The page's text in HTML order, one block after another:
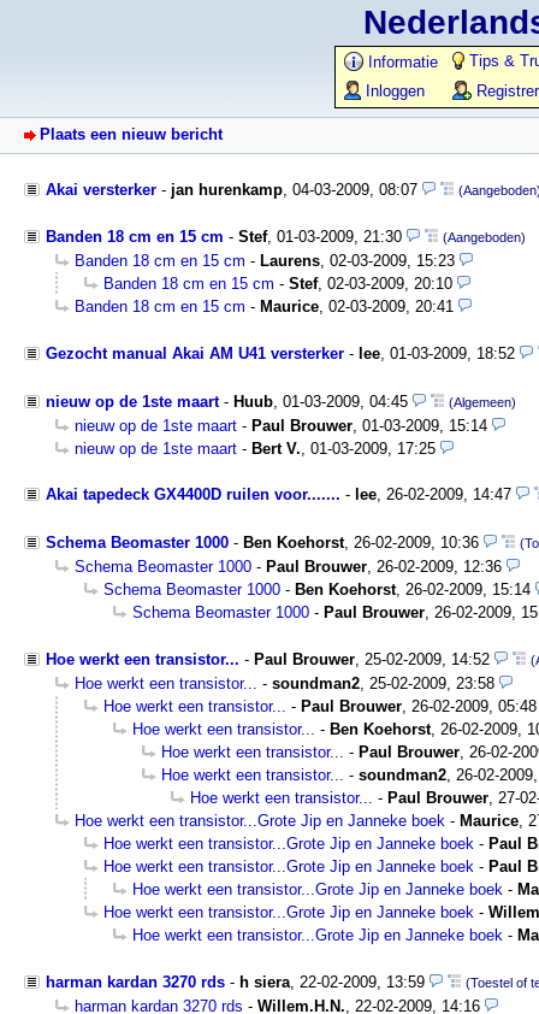
Informatie
Tips &
Inloggen
Plaats een nieuw bericht
Akai versterker - jan hurenkamp 04-03-2009, 08:07
Banden 18 cm en 15 cm - Stef, 01-03-2009, 21:30 (Aangeboden)
Banden 18 cm en 15 cm - Laurens, 02-03-2009, 15:23
Banden 18 cm en 15 cm - Stef, 02-03-2009, 20:10
Banden 18 cm en 15 cm - Maurice, 02-03-2009, 20:41
Gezocht manual Akai AM U41 versterker - lee, 01-03-2009, 18:52
nieuw op de 1ste maart- Huub 01-03-2009, 04:45 (Algemeen)
nieuw op de 1ste maart - Paul Brouwer 01-03-2009, 15:14
nieuw op de 1ste maart - Bert V. 01-03-2009, 17:25
Akai tapedeck GX4400D ruilen voor....... - lee, 26-02-2009, 14:47
Schema Beomaster 1000 - Ben Koehorst, 26-02-2009, 10:36
Schema Beomaster 1000 - Paul Brouwer, 26-02-2009, 12:36
Schema Beomaster 1000 - Ben Koehorst, 26-02-2009, 15:14
Schema Beomaster 1000 - Paul Brouwer, 26-02-2009,
Hoe werkt een transistor... - Paul Brouwer 25-02-2009, 14:52
Hoe werkt een transistor... - soundman2 25-02-2009, 23:58
Hoe werkt een transistor...
- Paul Brouwer 26-02-2009, 05:48
Hoe werkt een transistor...
- Ben Koehorst, 26-02-2009,
Hoe werkt een transistor...
- Paul Brouwer 26-02-
Hoe werkt een transistor...
- soundman2 26-02-
Hoe werkt een transistor...
- Paul Brouwer 27-
Hoe werkt een transistor...Grote Jip en Janneke boek - Maurice
Hoe werkt een transistor...Grote Jip en Janneke boek - Paul
Hoe werkt een transistor...Grote Jip en Janneke boek - Paul
Hoe werkt een transistor...Grote Jip en Janneke boek -
Hoe werkt een transistor...Grote Jip en Janneke boek -
Hoe werkt een transistor...Grote Jip en Janneke boek -
harman kardan 3270 rds - h siera 22-02-2009, 13:59 (Toestel of
harman kardan 3270 rds - Willem.H.N.
22-02-2009, 14:16